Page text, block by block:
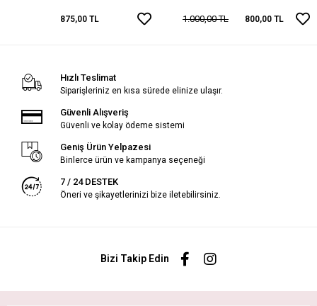
875,00 TL 1.000,00 TL 800,00 TL
Hızlı Teslimat
Siparişleriniz en kısa sürede elinize ulaşır.
Güvenli Alışveriş
Güvenli ve kolay ödeme sistemi
Geniş Ürün Yelpazesi
Binlerce ürün ve kampanya seçeneği
7 / 24 DESTEK
Öneri ve şikayetlerinizi bize iletebilirsiniz.
Bizi Takip Edin